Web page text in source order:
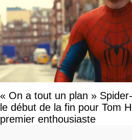
« On a tout un plan »
le début de la fin pour Tom
premier enthousiaste